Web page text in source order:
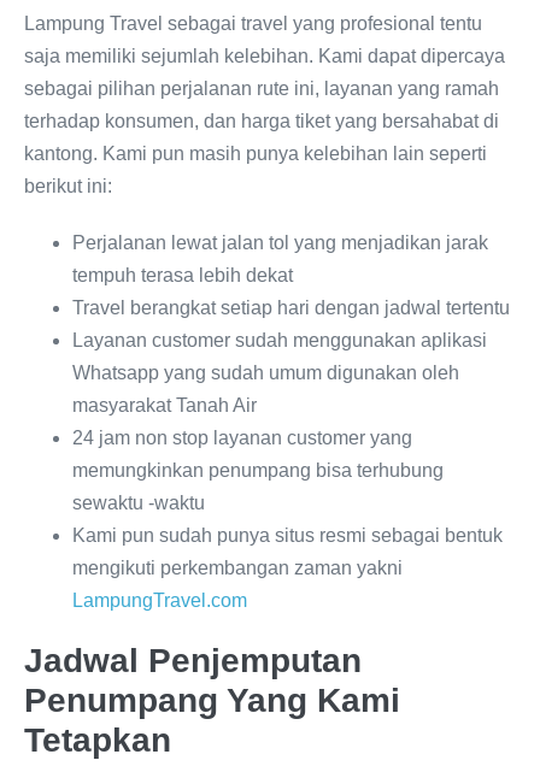
Lampung Travel sebagai travel yang profesional tentu
saja memiliki sejumlah kelebihan. Kami dapat dipercaya
sebagai pilihan perjalanan rute ini, layanan yang ramah
terhadap konsumen, dan harga tiket yang bersahabat di
kantong. Kami pun masih punya kelebihan lain seperti
berikut ini:
Perjalanan lewat jalan tol yang menjadikan jarak
tempuh terasa lebih dekat
Travel berangkat setiap hari dengan jadwal tertentu
Layanan customer sudah menggunakan aplikasi
Whatsapp yang sudah umum digunakan oleh
masyarakat Tanah Air
24 jam non stop layanan customer yang
memungkinkan penumpang bisa terhubung
sewaktu -waktu
Kami pun sudah punya situs resmi sebagai bentuk
mengikuti perkembangan zaman yakni
LampungTravel.com
Jadwal Penjemputan
Penumpang Yang Kami
Tetapkan